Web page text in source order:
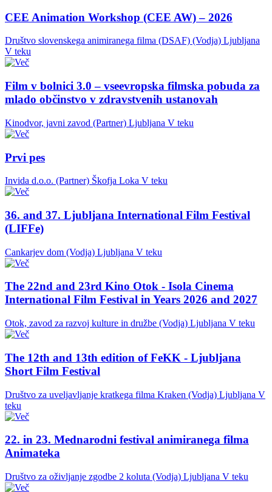
CEE Animation Workshop (CEE AW) – 2026
Društvo slovenskega animiranega filma (DSAF) (Vodja) Ljubljana
V teku
Film v bolnici 3.0 – vseevropska filmska pobuda za
mlado občinstvo v zdravstvenih ustanovah
Kinodvor, javni zavod (Partner) Ljubljana V teku
Prvi pes
Invida d.o.o. (Partner) Škofja Loka V teku
36. and 37. Ljubljana International Film Festival
(LIFFe)
Cankarjev dom (Vodja) Ljubljana V teku
The 22nd and 23rd Kino Otok - Isola Cinema
International Film Festival in Years 2026 and 2027
Otok, zavod za razvoj kulture in družbe (Vodja) Ljubljana V teku
The 12th and 13th edition of FeKK - Ljubljana
Short Film Festival
Društvo za uveljavljanje kratkega filma Kraken (Vodja) Ljubljana V
teku
22. in 23. Mednarodni festival animiranega filma
Animateka
Društvo za oživljanje zgodbe 2 koluta (Vodja) Ljubljana V teku